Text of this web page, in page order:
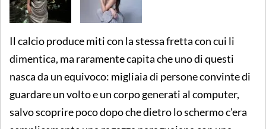
Il calcio produce miti con la stessa fretta con cui li
dimentica, ma raramente capita che uno di questi
nasca da un equivoco: migliaia di persone convinte di
guardare un volto e un corpo generati al computer,
salvo scoprire poco dopo che dietro lo schermo c'era